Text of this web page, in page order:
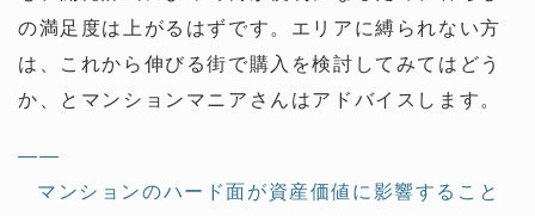
の満足度は上がるはずです。エリアに縛られない方
は、これから伸びる街で購入を検討してみてはどう
か、とマンションマニアさんはアドバイスします。
——
マンションのハード面が資産価値に影響すること